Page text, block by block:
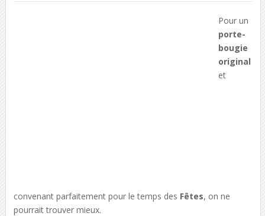
Pour un
porte-
bougie
original
et
convenant parfaitement pour le temps des Fêtes, on ne
pourrait trouver mieux.